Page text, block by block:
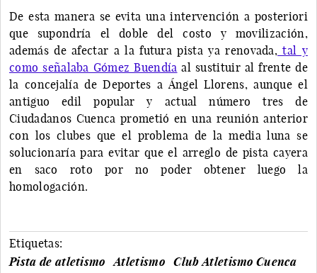
De esta manera se evita una intervención a posteriori
que supondría el doble del costo y movilización,
además de afectar a la futura pista ya renovada, tal y
como señalaba Gómez Buendía al sustituir al frente de
la concejalía de Deportes a Ángel Llorens, aunque el
antiguo edil popular y actual número tres de
Ciudadanos Cuenca prometió en una reunión anterior
con los clubes que el problema de la media luna se
solucionaría para evitar que el arreglo de pista cayera
en saco roto por no poder obtener luego la
homologación.
Etiquetas:
Pista de atletismo
Atletismo
Club Atletismo Cuenca